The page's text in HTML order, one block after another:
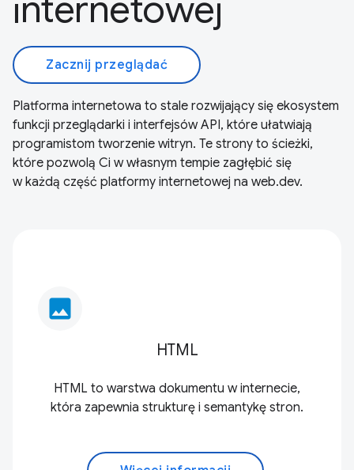
Zacznij przeglądać
Platforma internetowa to stale rozwijający się ekosystem
funkcji przeglądarki i interfejsów API, które ułatwiają
programistom tworzenie witryn. Te strony to ścieżki,
które pozwolą Ci w własnym tempie zagłębić się
w każdą część platformy internetowej na web.dev.
image
HTML
HTML to warstwa dokumentu w internecie,
która zapewnia strukturę i semantykę stron.